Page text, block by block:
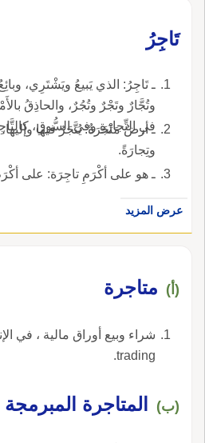
تَاجِرُ
ـ تَاجِرُ: الذي يَبيعُ ويَشْتَرِي،
وتُجَّارٌ وتَجْرٌ وتُجُرٌ، والحاذِقُ
في التِّجارَةِ وفي السُّوقِ،
ـ أرضٌ مَتْجَرَةٌ: يُتَّجَرُ فيها وإليها،
وتِجارَةً.
ـ هو على أكْرَمِ تاجِرَة: على
عرض المزيد
(أ) متاجرة
شراء وبيع أوراق مالية ، في
trading.
(ب) المتاجرة المبرمجة